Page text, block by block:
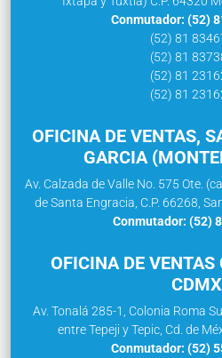
Conmutador: (52)
(52) 81
(52) 81
(52) 81
(52) 81
OFICINA DE VENTAS,
GARCIA
Av. Calzada de Valle No. 575 Ote.
de Santa Engracia, C.P. 66268,
Conmutador: (52)
OFICINA DE VENTAS
Av. Tonalá 285-1, Colonia Roma
entre Tepeji y Tepic, Cd. de
Conmutador: (52)